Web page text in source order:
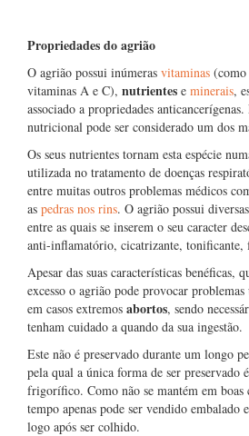
Propriedades do agrião
O agrião possui inúmeras vitaminas
vitaminas A e C), nutrientes e minerais,
associado a propriedades
nutricional pode ser considerado um dos
Os seus nutrientes tornam esta espécie
utilizada no tratamento de doenças
entre muitas outros problemas médicos
as pedras nos rins. O agrião possui
entre as quais se inserem o seu caracter
anti-inflamatório, cicatrizante, tonificante,
Apesar das suas características benéficas,
excesso o agrião pode provocar
em casos extremos abortos, sendo
tenham cuidado a quando da sua ingestão.
Este não é preservado durante um longo
pela qual a única forma de ser preservado
frigorífico. Como não se mantém em boas
tempo apenas pode ser vendido embalado
logo após ser colhido.